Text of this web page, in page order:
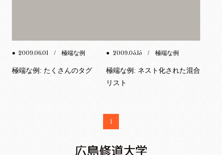
● 2009.06.01 / 極端な例
極端な例: たくさんのタグ
● 2009.05.15/ 極端な例
極端な例: ネスト化された混合
リスト
1